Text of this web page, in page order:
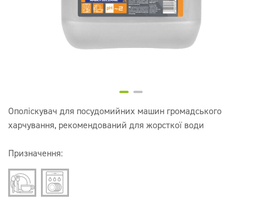
Супер концентрати
Дезінфекція
Ополіскувач для посудомийних машин громадського
харчування, рекомендований для жорсткої води
Призначення: